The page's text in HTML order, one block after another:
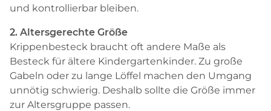
und kontrollierbar bleiben.
2. Altersgerechte Größe
Krippenbesteck braucht oft andere Maße als
Besteck für ältere Kindergartenkinder. Zu große
Gabeln oder zu lange Löffel machen den Umgang
unnötig schwierig. Deshalb sollte die Größe immer
zur Altersgruppe passen.